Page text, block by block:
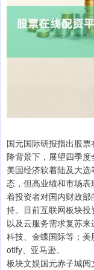
国元国际研报指出股
降背景下，展望四季度
美国经济软着陆及大
态，但高业绩和市场
着投资者对国内财政
持。目前互联网板块
以及云服务需求复苏
科技、金蝶国际等；
otify、亚马逊。
板块文娱国元赤子城